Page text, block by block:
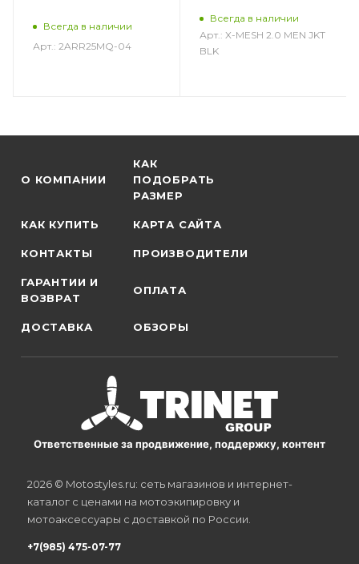
Всегда в наличии
Арт.: 2ARR25MQ-04
Всегда в наличии
Арт.: X-MESH 2.0 MEN JKT
BLK
О КОМПАНИИ
КАК
ПОДОБРАТЬ
РАЗМЕР
КАК КУПИТЬ КАРТА САЙТА
КОНТАКТЫ ПРОИЗВОДИТЕЛИ
ГАРАНТИИ И
ВОЗВРАТ
ОПЛАТА
ДОСТАВКА ОБЗОРЫ
Ответственные за продвижение, поддержку, контент
2026 © Motostyles.ru: сеть магазинов и интернет-
каталог с ценами на мотоэкипировку и
мотоаксессуары с доставкой по России.
+7(985) 475-07-77